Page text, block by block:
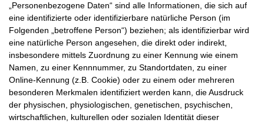
„Personenbezogene Daten“ sind alle Informationen, die sich auf
eine identifizierte oder identifizierbare natürliche Person (im
Folgenden „betroffene Person“) beziehen; als identifizierbar wird
eine natürliche Person angesehen, die direkt oder indirekt,
insbesondere mittels Zuordnung zu einer Kennung wie einem
Namen, zu einer Kennnummer, zu Standortdaten, zu einer
Online-Kennung (z.B. Cookie) oder zu einem oder mehreren
besonderen Merkmalen identifiziert werden kann, die Ausdruck
der physischen, physiologischen, genetischen, psychischen,
wirtschaftlichen, kulturellen oder sozialen Identität dieser